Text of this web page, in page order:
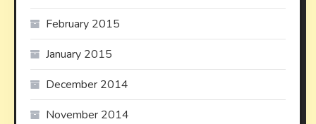
February 2015
January 2015
December 2014
November 2014